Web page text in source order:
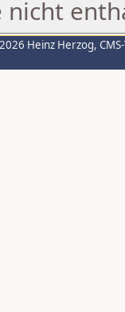
nicht
Heinz Herzog,